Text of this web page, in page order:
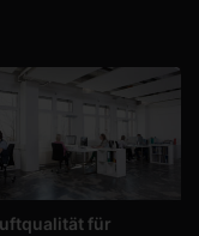
für